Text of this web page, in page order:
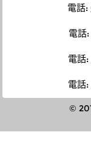
電話:
電話:
電話:
電話:
©